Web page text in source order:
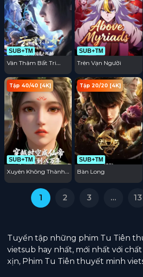
SUB+TM
Vân Thâm Bất Tri
Mộng: Trận Chiến
Trục Minh
SUB+TM
Trên Vạn Người
SUB+TM
Tập 40/40 [4K]
Xuyên Không Thành
Đến Muộn Tám Vạn
SUB+TM
Tập 20/20 [4K]
Bàn Long
1 2 3 … 13
Tuyển tập những phim Tu Tiên
vietsub hay nhất, mới nhất với
xịn, Phim Tu Tiên thuyết minh